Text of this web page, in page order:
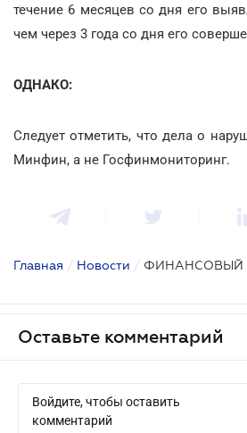
течение 6 месяцев со дня его
чем через 3 года со дня его
ОДНАКО:
Следует отметить, что дела о
Минфин, а не Госфинмониторинг.
Главная / Новости / ФИНАНСОВЫЙ
Оставьте комментарий
Войдите, чтобы оставить
комментарий